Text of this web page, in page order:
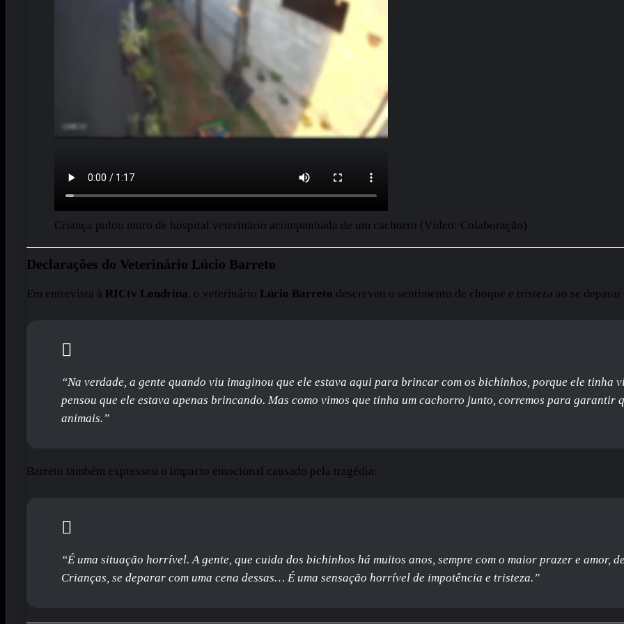
Criança pulou muro de hospital veterinário acompanhada de um cachorro (Vídeo: Colaboração)
Declarações do Veterinário Lúcio Barreto
Em entrevista à RICtv Londrina, o veterinário Lúcio Barreto descreveu o sentimento de choque e tristeza ao se
“Na verdade, a gente quando viu imaginou que ele estava aqui para brincar com os bichinhos, porque ele tinha
pensou que ele estava apenas brincando. Mas como vimos que tinha um cachorro junto, corremos para garantir
animais.”
Barreto também expressou o impacto emocional causado pela tragédia:
“É uma situação horrível. A gente, que cuida dos bichinhos há muitos anos, sempre com o maior prazer e amor,
Crianças, se deparar com uma cena dessas… É uma sensação horrível de impotência e tristeza.”